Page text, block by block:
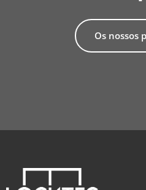
Os nossos